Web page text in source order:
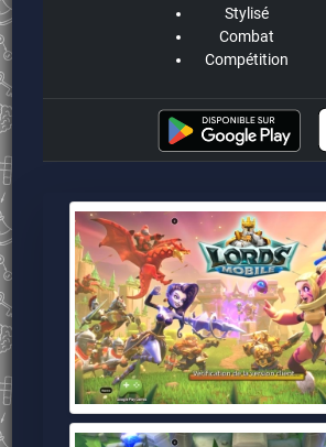
Stylisé
Combat
Compétition